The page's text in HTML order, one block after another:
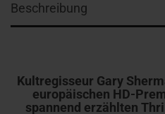
Beschreibung
Kultregisseur Gary
europäischen HD-
spannend erzählten